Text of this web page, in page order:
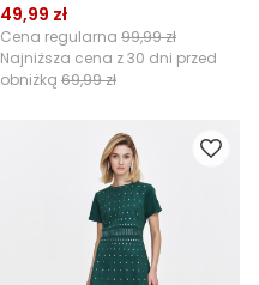
49,99 zł
Cena regularna 99,99 zł
Najniższa cena z 30 dni przed
obniżką 69,99 zł